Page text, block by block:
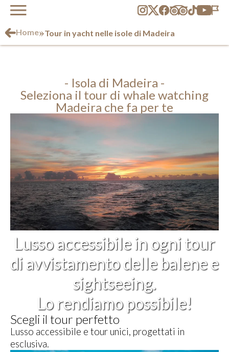
Home»Tour in yacht nelle isole di Madeira
- Isola di Madeira -
Seleziona il tour di whale watching
Madeira che fa per te
Lusso accessibile in ogni tour
di avvistamento delle balene e
sightseeing.
Lo rendiamo possibile!
Scegli il tour perfetto
Lusso accessibile e tour unici, progettati in
esclusiva.